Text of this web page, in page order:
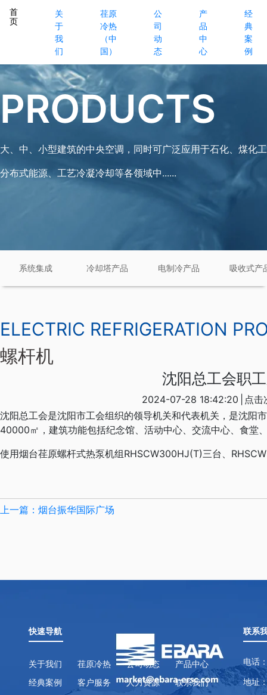
首
页
关
于
我
们
荏原
冷热
（中
国）
公
司
动
态
产
品
中
心
经
典
案
例
PRODUCTS
大、中、小型建筑的中央空调，同时可广泛应用于石化、煤化
分布式能源、工艺冷凝冷却等各领域中......
系统集成 冷却塔产品 电制冷产品 吸收式产
ELECTRIC REFRIGERATION
螺杆机
沈阳总工会职
2024-07-28 18:42:20
点
沈阳总工会是沈阳市工会组织的领导机关和代表机关，是沈阳
40000㎡，建筑功能包括纪念馆、活动中心、交流中心、食堂
使用烟台荏原螺杆式热泵机组RHSCW300HJ(T)三台、
上一篇：烟台振华国际广场
快速导航
关于我们 荏原冷热 公司动态
产品中心
经典案例
客户服务 人力资源
联系我们
联系
电话
地址